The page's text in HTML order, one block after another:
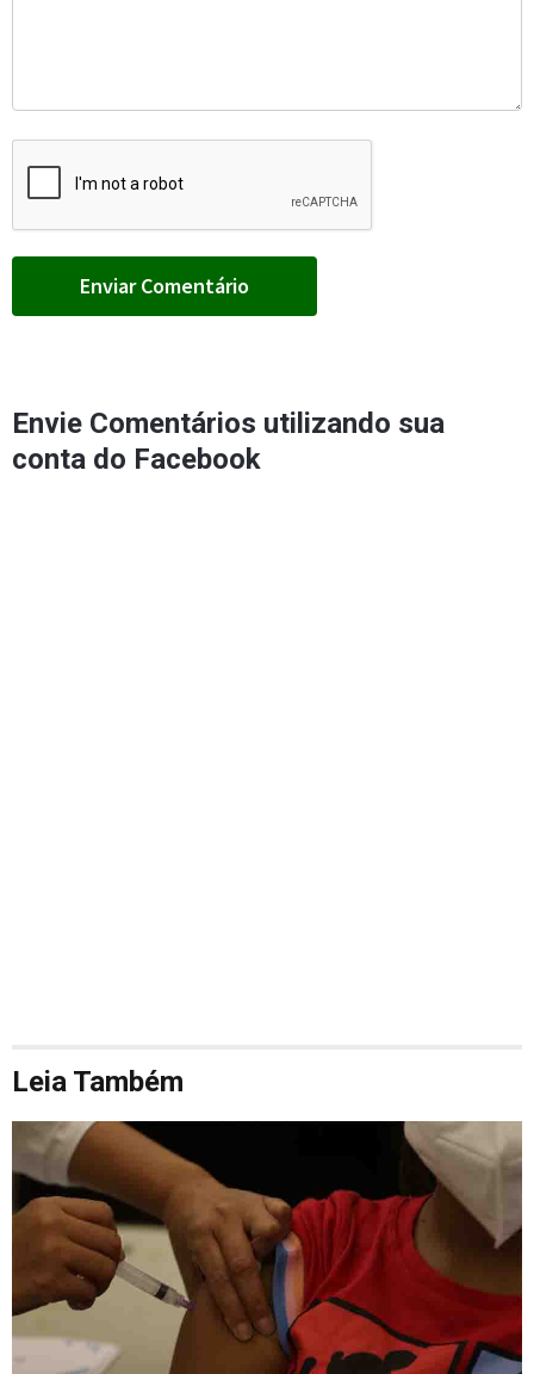
Envie Comentários utilizando sua
conta do Facebook
Leia Também